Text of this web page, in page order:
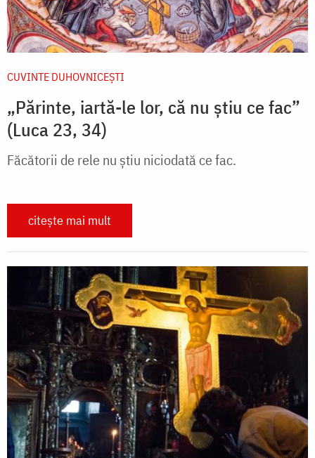
CUVINTE DUHOVNICEȘTI
„Părinte, iartă-le lor, că nu știu ce fac”
(Luca 23, 34)
Făcătorii de rele nu știu niciodată ce fac.
citește mai mult